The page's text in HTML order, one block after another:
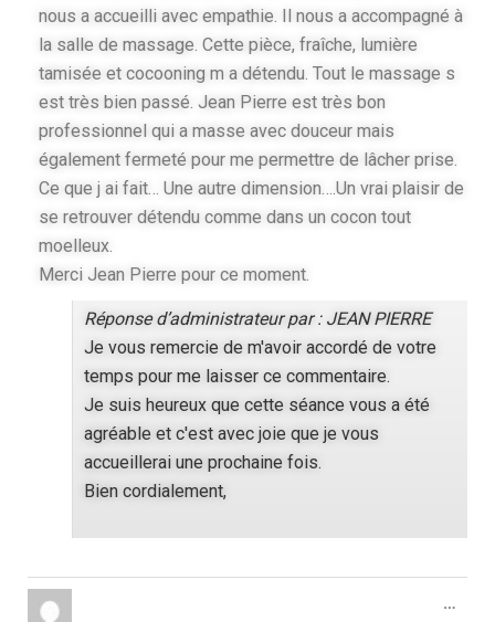
nous a accueilli avec empathie. Il nous a accompagné à
la salle de massage. Cette pièce, fraîche, lumière
tamisée et cocooning m a détendu. Tout le massage s
est très bien passé. Jean Pierre est très bon
professionnel qui a masse avec douceur mais
également fermeté pour me permettre de lâcher prise.
Ce que j ai fait… Une autre dimension….Un vrai plaisir de
se retrouver détendu comme dans un cocon tout
moelleux.
Merci Jean Pierre pour ce moment.
Réponse d’administrateur par : JEAN PIERRE
Je vous remercie de m'avoir accordé de votre
temps pour me laisser ce commentaire.
Je suis heureux que cette séance vous a été
agréable et c'est avec joie que je vous
accueillerai une prochaine fois.
Bien cordialement,
…